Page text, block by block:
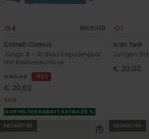
4 RECYCLED
Cornell Classic
Jungs 8 - 16 Blau Kapuzenpulli
mit Reißverschluss
€ 55,00 63%
€ 20,62
SALE
DOPPELTER RABATT EXTRA 25 %
1
Icon Twill
Jungen
€ 20,00
NEUHEITEN NEUHEITEN